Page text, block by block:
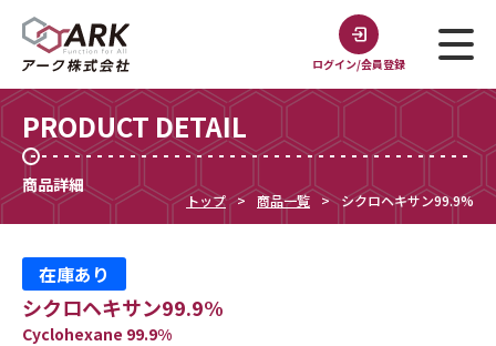
ログイン/会員登録
PRODUCT DETAIL
商品詳細
トップ 商品一覧 シクロヘキサン99.9%
在庫あり
シクロヘキサン99.9%
Cyclohexane 99.9%